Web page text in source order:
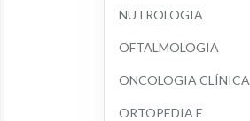
NUTROLOGIA
OFTALMOLOGIA
ONCOLOGIA CLÍNICA
ORTOPEDIA E